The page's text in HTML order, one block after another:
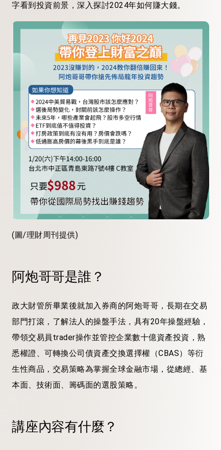
字看到投資前景，深入探討2024年如何賺大錢。
(圖/理財周刊提供)
阿炮哥哥是誰？
政大財管所畢業後就加入券商的阿炮哥哥 ，長期在交易
部門打滾，了解法人的操盤手法，具有20年操盤經驗，
帶領交易員trader操作並管控企業數十億資產投資，熟
悉權證、可轉換公司債資產交換選擇權（CBAS）等衍
生性商品，交易策略為掌握全球金融市場，從總經、基
本面、技術面、籌碼面的選股策略。
講座內容有什麼？